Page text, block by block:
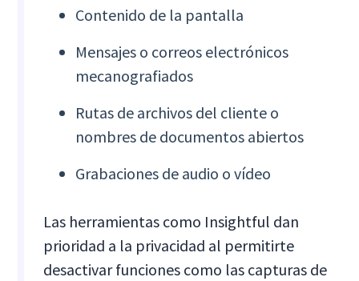
Contenido de la pantalla
Mensajes o correos electrónicos
mecanografiados
Rutas de archivos del cliente o
nombres de documentos abiertos
Grabaciones de audio o vídeo
Las herramientas como Insightful dan
prioridad a la privacidad al permitirte
desactivar funciones como las capturas de